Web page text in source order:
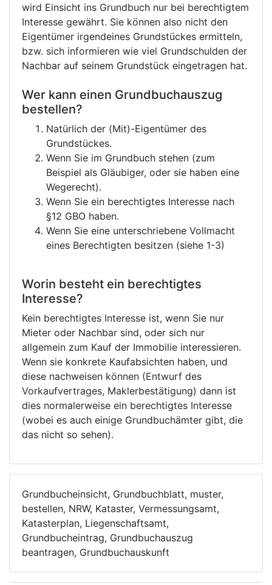
wird Einsicht ins Grundbuch nur bei berechtigtem
Interesse gewährt. Sie können also nicht den
Eigentümer irgendeines Grundstückes ermitteln,
bzw. sich informieren wie viel Grundschulden der
Nachbar auf seinem Grundstück eingetragen hat.
Wer kann einen Grundbuchauszug
bestellen?
Natürlich der (Mit)-Eigentümer des
Grundstückes.
Wenn Sie im Grundbuch stehen (zum
Beispiel als Gläubiger, oder sie haben eine
Wegerecht).
Wenn Sie ein berechtigtes Interesse nach
§12 GBO haben.
Wenn Sie eine unterschriebene Vollmacht
eines Berechtigten besitzen (siehe 1-3)
Worin besteht ein berechtigtes
Interesse?
Kein berechtigtes Interesse ist, wenn Sie nur
Mieter oder Nachbar sind, oder sich nur
allgemein zum Kauf der Immobilie interessieren.
Wenn sie konkrete Kaufabsichten haben, und
diese nachweisen können (Entwurf des
Vorkaufvertrages, Maklerbestätigung) dann ist
dies normalerweise ein berechtigtes Interesse
(wobei es auch einige Grundbuchämter gibt, die
das nicht so sehen).
Grundbucheinsicht, Grundbuchblatt, muster,
bestellen, NRW, Kataster, Vermessungsamt,
Katasterplan, Liegenschaftsamt,
Grundbucheintrag, Grundbuchauszug
beantragen, Grundbuchauskunft